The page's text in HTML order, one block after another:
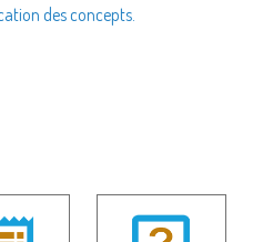
des concepts.